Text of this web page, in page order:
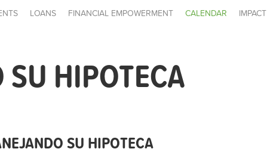
LOANS FINANCIAL EMPOWERMENT CALENDAR IMPACT
HIPOTECA
SU HIPOTECA